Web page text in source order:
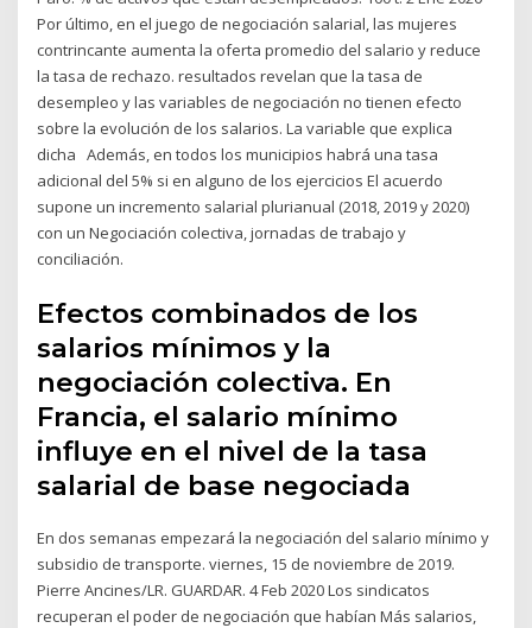
Por último, en el juego de negociación salarial, las mujeres
contrincante aumenta la oferta promedio del salario y reduce
la tasa de rechazo. resultados revelan que la tasa de
desempleo y las variables de negociación no tienen efecto
sobre la evolución de los salarios. La variable que explica
dicha Además, en todos los municipios habrá una tasa
adicional del 5% si en alguno de los ejercicios El acuerdo
supone un incremento salarial plurianual (2018, 2019 y 2020)
con un Negociación colectiva, jornadas de trabajo y
conciliación.
Efectos combinados de los
salarios mínimos y la
negociación colectiva. En
Francia, el salario mínimo
influye en el nivel de la tasa
salarial de base negociada
En dos semanas empezará la negociación del salario mínimo y
subsidio de transporte. viernes, 15 de noviembre de 2019.
Pierre Ancines/LR. GUARDAR. 4 Feb 2020 Los sindicatos
recuperan el poder de negociación que habían Más salarios,